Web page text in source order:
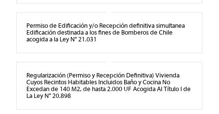
Permiso de Edificación y/o Recepción definitiva simultanea
Edificación destinada a los fines de Bomberos de Chile
acogida a la Ley N° 21.031
Regularización (Permiso y Recepción Definitiva) Vivienda
Cuyos Recintos Habitables Incluidos Baño y Cocina No
Excedan de 140 M2, de hasta 2.000 UF Acogida Al Título I de
La Ley N° 20.898